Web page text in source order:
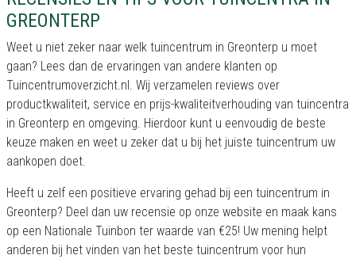
GREONTERP
Weet u niet zeker naar welk tuincentrum in Greonterp u moet
gaan? Lees dan de ervaringen van andere klanten op
Tuincentrumoverzicht.nl. Wij verzamelen reviews over
productkwaliteit, service en prijs-kwaliteitverhouding van tuincentra
in Greonterp en omgeving. Hierdoor kunt u eenvoudig de beste
keuze maken en weet u zeker dat u bij het juiste tuincentrum uw
aankopen doet.
Heeft u zelf een positieve ervaring gehad bij een tuincentrum in
Greonterp? Deel dan uw recensie op onze website en maak kans
op een Nationale Tuinbon ter waarde van €25! Uw mening helpt
anderen bij het vinden van het beste tuincentrum voor hun